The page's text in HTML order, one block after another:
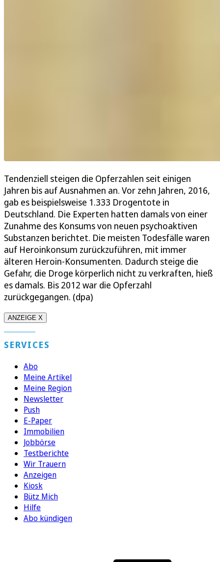
Tendenziell steigen die Opferzahlen seit einigen
Jahren bis auf Ausnahmen an. Vor zehn Jahren, 2016,
gab es beispielsweise 1.333 Drogentote in
Deutschland. Die Experten hatten damals von einer
Zunahme des Konsums von neuen psychoaktiven
Substanzen berichtet. Die meisten Todesfälle waren
auf Heroinkonsum zurückzuführen, mit immer
älteren Heroin-Konsumenten. Dadurch steige die
Gefahr, die Droge körperlich nicht zu verkraften, hieß
es damals. Bis 2012 war die Opferzahl
zurückgegangen. (dpa)
ANZEIGE X
SERVICES
Abo
Meine Artikel
Meine Region
Newsletter
Push
E-Paper
Immobilien
Jobbörse
Testberichte
Wir Trauern
Anzeigen
Kiosk
Bütz Mich
Hilfe
Abo kündigen